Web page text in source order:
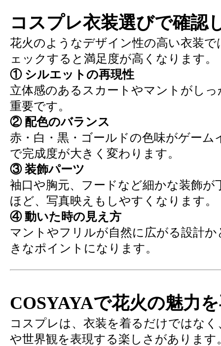
コスプレ衣装選びで確認
花火のようなデザイン性の高い衣装
ェックすると満足度が高くなります。
① シルエットの再現性
立体感のあるスカートやマントがし
重要です。
② 配色のバランス
赤・白・黒・ゴールドの色味がゲー
で完成度が大きく変わります。
③ 装飾パーツ
袖口や胸元、フードなど細かな装飾
ほど、写真映えもしやすくなります。
④ 動いた時の見え方
マントやフリルが自然に広がる設計
きなポイントになります。
COSYAYAで花火の魅力
コスプレは、衣装を着るだけではな
や世界観を表現する楽しさがあります